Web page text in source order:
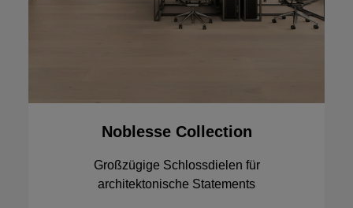
Noblesse Collection
Großzügige Schlossdielen für
architektonische Statements